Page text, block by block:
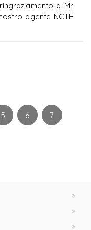
a Mr.
agente NCTH
5 6 7